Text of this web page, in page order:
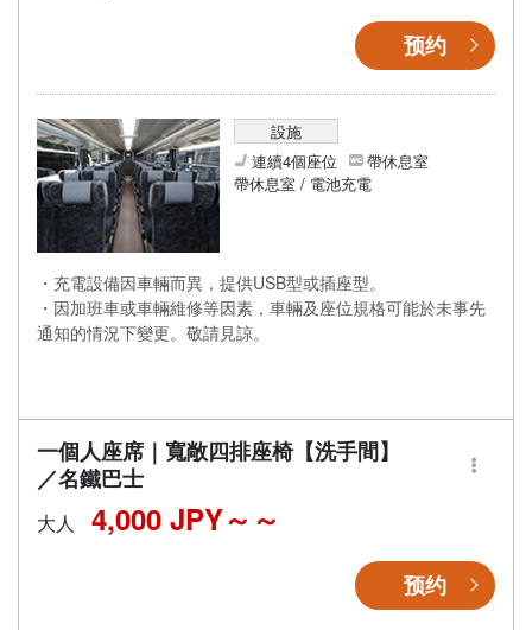
预约
設施
連續4個座位
帶休息室
帶休息室 / 電池充電
・充電設備因車輛而異，提供USB型或插座型。
・因加班車或車輛維修等因素，車輛及座位規格可能於未事先
通知的情況下變更。敬請見諒。
一個人座席｜寬敞四排座椅【洗手間】
／名鐵巴士
大人 4,000 JPY～
预约